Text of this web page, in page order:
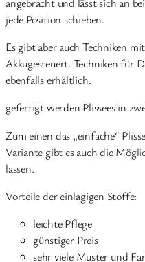
jede Position schieben.
Es gibt aber auch Techniken
Akkugesteuert. Techniken für
ebenfalls erhältlich.
gefertigt werden Plissees in
Zum einen das „einfache“
Variante gibt es auch die
lassen.
Vorteile der einlagigen Stoffe:
leichte Pflege
günstiger Preis
sehr viele Muster und